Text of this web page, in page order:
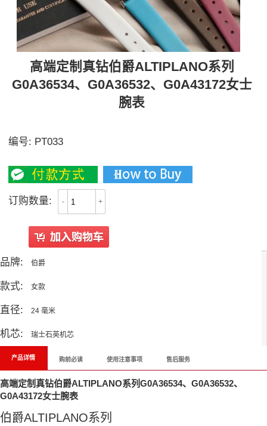
高端定制真钻伯爵ALTIPLANO系列
G0A36534、G0A36532、G0A43172女士
腕表
编号: PT033
订购数量: - +
品牌: 伯爵
款式: 女款
直径: 24 毫米
机芯: 瑞士石英机芯
产品详情 购前必读 使用注意事项 售后服务
高端定制真钻伯爵ALTIPLANO系列G0A36534、G0A36532、
G0A43172女士腕表
伯爵ALTIPLANO系列